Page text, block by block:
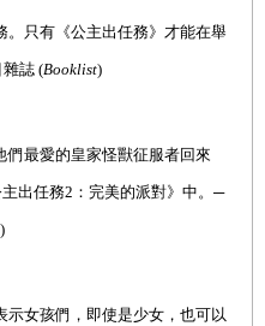
只有《公主出任務》才能在舉
雜誌 (Booklist)
們最愛的皇家怪獸征服者回來
主出任務2 ：完美的派對》中。─
)
女孩們，即使是少女，也可以